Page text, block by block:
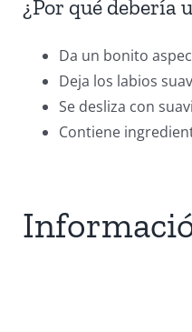
¿Por qué debería
Da un bonito
Deja los labios
Se desliza con
Contiene